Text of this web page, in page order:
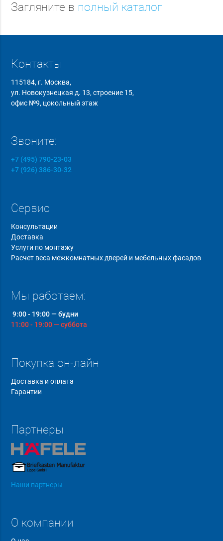
Загляните в полный каталог
Контакты
115184, г. Москва,
ул. Новокузнецкая д. 13, строение 15,
офис №9, цокольный этаж
Звоните:
+7 (495) 790-23-03
+7 (926) 386-30-32
Сервис
Консультации
Доставка
Услуги по монтажу
Расчет веса межкомнатных дверей и мебельных фасадов
Мы работаем:
9:00 - 19:00 — будни
11:00 - 19:00 — суббота
Покупка он-лайн
Доставка и оплата
Гарантии
Партнеры
Наши партнеры
О компании